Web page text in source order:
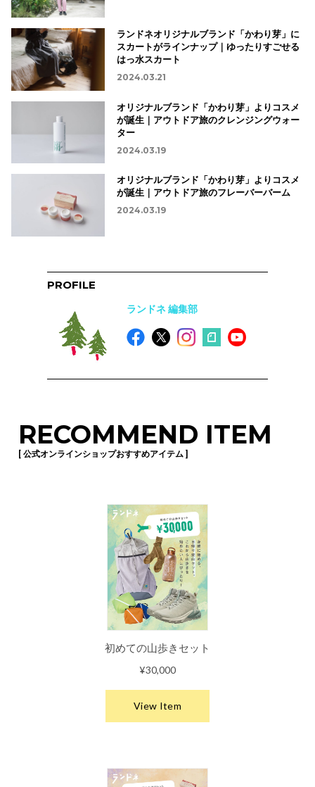
ランドネオリジナルブランド「かわり芽」に
スカートがラインナップ｜ゆったりすごせる
はっ水スカート
2024.03.21
オリジナルブランド「かわり芽」よりコスメ
が誕生｜アウトドア旅のクレンジングウォー
ター
2024.03.19
オリジナルブランド「かわり芽」よりコスメ
が誕生｜アウトドア旅のフレーバーバーム
2024.03.19
PROFILE
ランドネ 編集部
RECOMMEND ITEM
[ 公式オンラインショップおすすめアイテム ]